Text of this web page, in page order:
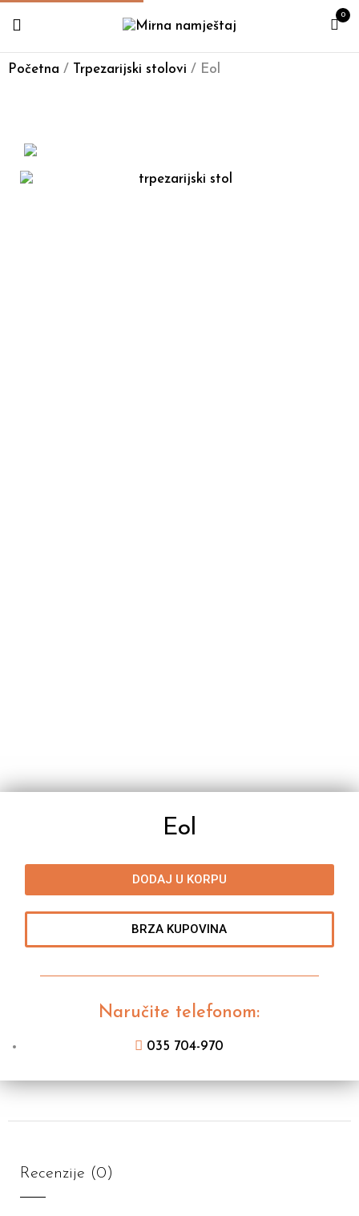
0
Početna / Trpezarijski stolovi / Eol
Eol
DODAJ U KORPU
BRZA KUPOVINA
Naručite telefonom:
035 704-970
Recenzije (0)